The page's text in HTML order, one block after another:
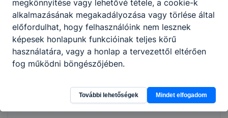
személlyel közlés), tudomásul veszi és
kifejezetten hozzájárul, hogy a pályázat
részét képező vezetési programot az
intézmény a honlapján nyilvánosságra hozza,
nyilatkozat arról, hogy a pályázó hozzájárul
személyes adatainak pályázattal összefüggő
továbbításához.
megkönnyítése vagy lehetővé tétele, a cookie-k
alkalmazásának megakadályozása vagy törlése által
előfordulhat, hogy felhasználóink nem lesznek
képesek honlapunk funkcióinak teljes körű
használatára, vagy a honlap a tervezettől eltérően
fog működni böngészőjében.
További lehetőségek Mindet elfogadom